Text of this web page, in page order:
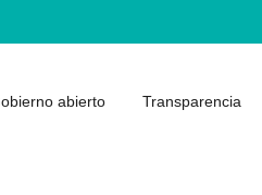
abierto Transparencia